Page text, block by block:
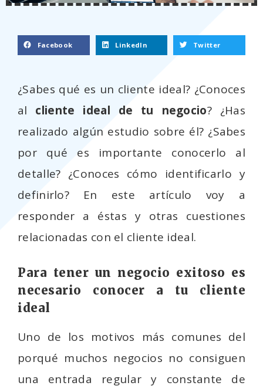
Facebook LinkedIn Twitter
¿Sabes qué es un cliente ideal? ¿Conoces
al cliente ideal de tu negocio? ¿Has
realizado algún estudio sobre él? ¿Sabes
por qué es importante conocerlo al
detalle? ¿Conoces cómo identificarlo y
definirlo? En este artículo voy a
responder a éstas y otras cuestiones
relacionadas con el cliente ideal.
Para tener un negocio exitoso es
necesario conocer a tu cliente
ideal
Uno de los motivos más comunes del
porqué muchos negocios no consiguen
una entrada regular y constante de